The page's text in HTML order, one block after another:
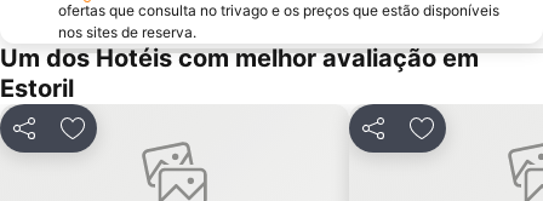
Tróia Beach
Alcântara
Oceanário de Lisboa
Praia da Caparica
Chiado
Alvalade
Praça do Rossio
Gare do Oriente
Centro Comercial Vasco da Gama
Centro Colombo
ofertas que consulta no trivago e os preços que estão disponíveis
nos sites de reserva.
Um dos Hotéis com melhor avaliação em
Estoril
PartilharAdicionar aos favoritos PartilharAdicionar